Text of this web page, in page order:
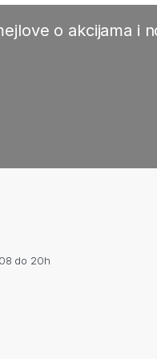
o akcijama i
do 20h